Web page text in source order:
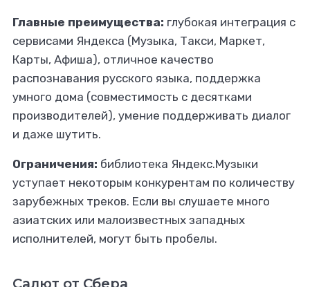
Главные преимущества: глубокая интеграция с
сервисами Яндекса (Музыка, Такси, Маркет,
Карты, Афиша), отличное качество
распознавания русского языка, поддержка
умного дома (совместимость с десятками
производителей), умение поддерживать диалог
и даже шутить.
Ограничения: библиотека Яндекс.Музыки
уступает некоторым конкурентам по количеству
зарубежных треков. Если вы слушаете много
азиатских или малоизвестных западных
исполнителей, могут быть пробелы.
Салют от Сбера